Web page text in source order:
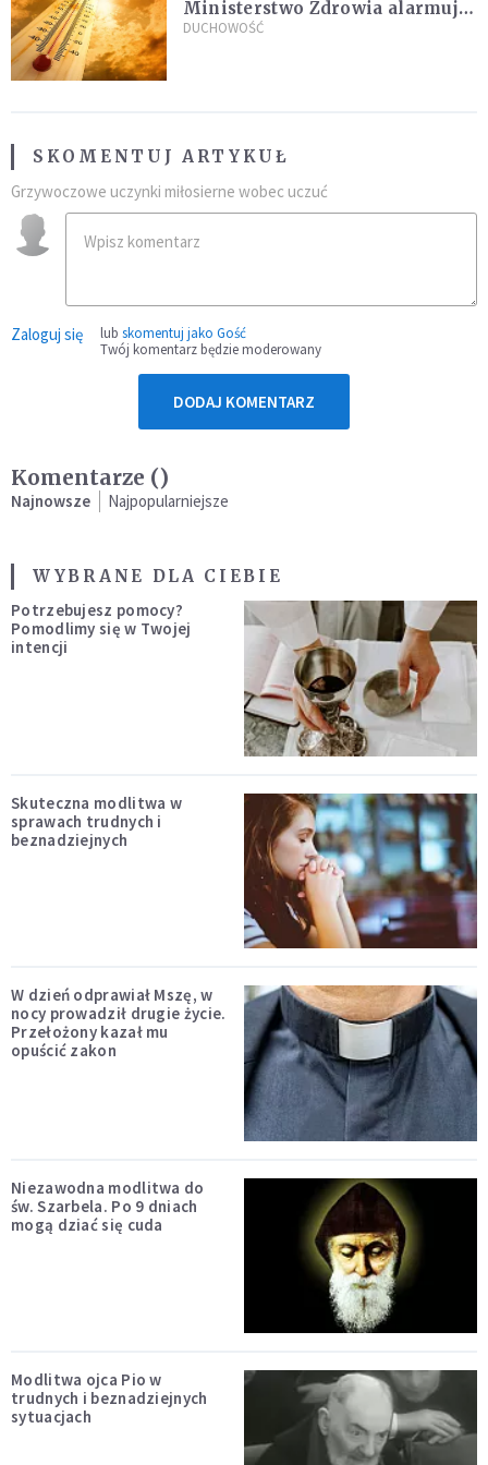
Ministerstwo Zdrowia alarmuje
po doświadczeniach z czerwca
DUCHOWOŚĆ
SKOMENTUJ ARTYKUŁ
Grzywoczowe uczynki miłosierne wobec uczuć
Zaloguj się lub skomentuj jako Gość
Twój komentarz będzie moderowany
DODAJ KOMENTARZ
Komentarze ()
Najnowsze Najpopularniejsze
WYBRANE DLA CIEBIE
Potrzebujesz pomocy?
Pomodlimy się w Twojej
intencji
Skuteczna modlitwa w
sprawach trudnych i
beznadziejnych
W dzień odprawiał Mszę, w
nocy prowadził drugie życie.
Przełożony kazał mu
opuścić zakon
Niezawodna modlitwa do
św. Szarbela. Po 9 dniach
mogą dziać się cuda
Modlitwa ojca Pio w
trudnych i beznadziejnych
sytuacjach